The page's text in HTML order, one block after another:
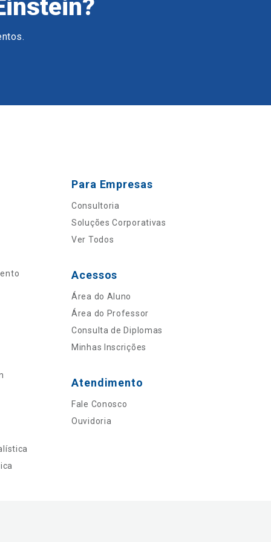
Para Empresas
Consultoria
Soluções Corporativas
Ver Todos
Acessos
Área do Aluno
Área do Professor
Consulta de Diplomas
Minhas Inscrições
Atendimento
Fale Conosco
Ouvidoria